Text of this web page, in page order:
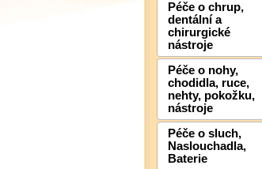
Péče o chrup,
dentální a
chirurgické
nástroje
Péče o nohy,
chodidla, ruce,
nehty, pokožku,
nástroje
Péče o sluch,
Naslouchadla,
Baterie